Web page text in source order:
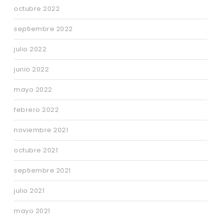
octubre 2022
septiembre 2022
julio 2022
junio 2022
mayo 2022
febrero 2022
noviembre 2021
octubre 2021
septiembre 2021
julio 2021
mayo 2021